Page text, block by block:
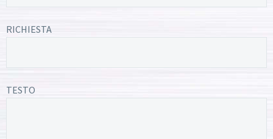
RICHIESTA
TESTO